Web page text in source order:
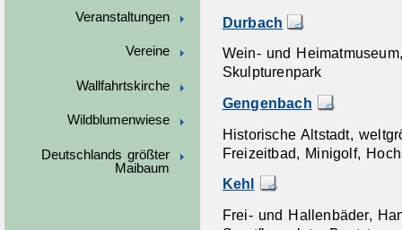
Veranstaltungen
Vereine
Wallfahrtskirche
Wildblumenwiese
Deutschlands größter
Maibaum
Durbach
Wein- und
Skulpturenpark
Gengenbach
Historische Altstadt,
Freizeitbad, Minigolf,
Kehl
Frei- und Hallenbäder,